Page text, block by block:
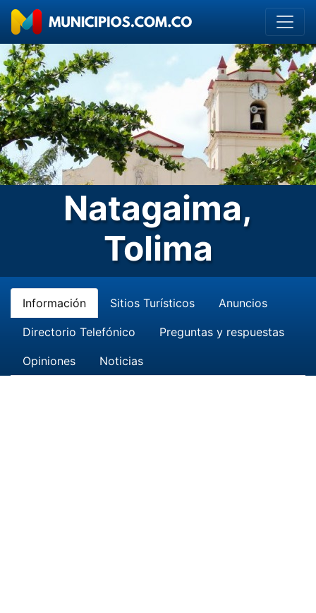
Natagaima,
Tolima
Información Sitios Turísticos Anuncios
Directorio Telefónico Preguntas y respuestas
Opiniones Noticias